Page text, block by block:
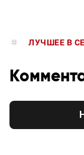
ЛУЧШЕЕ В